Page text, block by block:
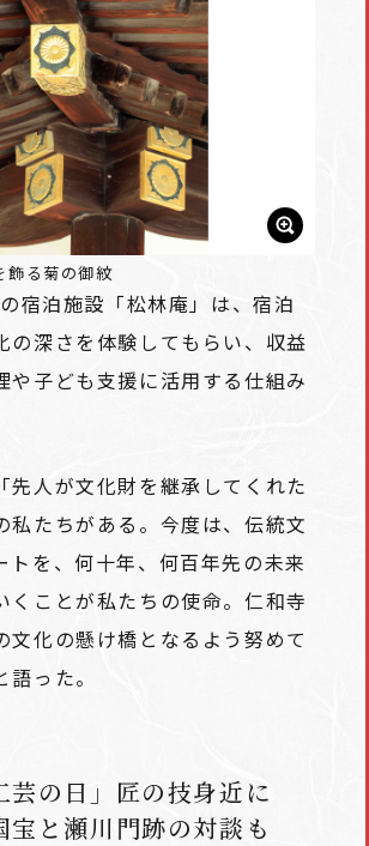
飾る菊の御紋
宿泊施設「松林庵」は、宿泊
の深さを体験してもらい、収益
や子ども支援に活用する仕組み
先人が文化財を継承してくれた
私たちがある。今度は、伝統文
トを、何十年、何百年先の未来
くことが私たちの使命。仁和寺
文化の懸け橋となるよう努めて
った。
芸の日」匠の技身近に
と瀬川門跡の対談も